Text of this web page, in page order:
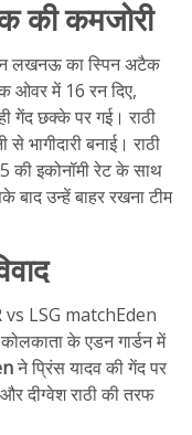
की कमजोरी
लखनऊ का स्पिन अटैक
ओवर में 16 रन दिए,
गेंद छक्के पर गई। राठी
भागीदारी बनाई। राठी
इकोनॉमी रेट के साथ
बाद उन्हें बाहर रखना टीम
vs LSG matchEden
के एडन गार्डन में
ने प्रिंस यादव की गेंद पर
दीग्वेश राठी की तरफ